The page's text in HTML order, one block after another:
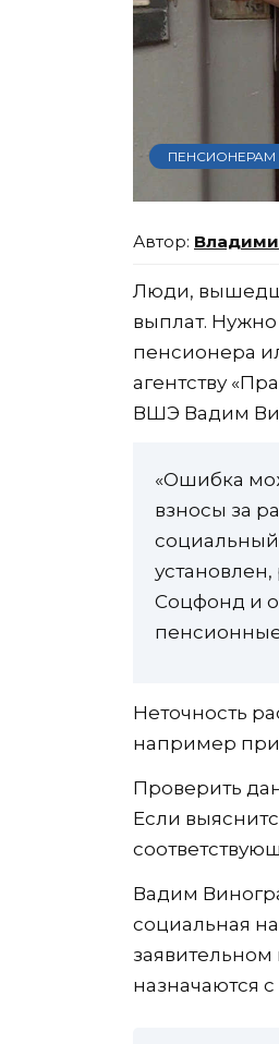
ПЕНСИОНЕРАМ
Люди,
выплат.
пенсионера
агентству
ВШЭ Вадим
«Ошибка
взносы за
Соцфонд и
Неточность
например
Проверить
Если
Вадим
социальная
назначаются